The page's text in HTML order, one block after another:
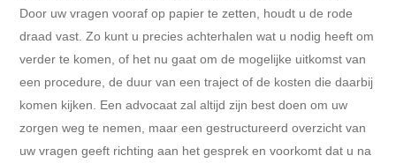
Door uw vragen vooraf op papier te zetten, houdt u de rode
draad vast. Zo kunt u precies achterhalen wat u nodig heeft om
verder te komen, of het nu gaat om de mogelijke uitkomst van
een procedure, de duur van een traject of de kosten die daarbij
komen kijken. Een advocaat zal altijd zijn best doen om uw
zorgen weg te nemen, maar een gestructureerd overzicht van
uw vragen geeft richting aan het gesprek en voorkomt dat u na